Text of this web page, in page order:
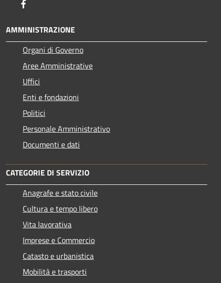
AMMINISTRAZIONE
Organi di Governo
Aree Amministrative
Uffici
Enti e fondazioni
Politici
Personale Amministrativo
Documenti e dati
CATEGORIE DI SERVIZIO
Anagrafe e stato civile
Cultura e tempo libero
Vita lavorativa
Imprese e Commercio
Catasto e urbanistica
Mobilità e trasporti